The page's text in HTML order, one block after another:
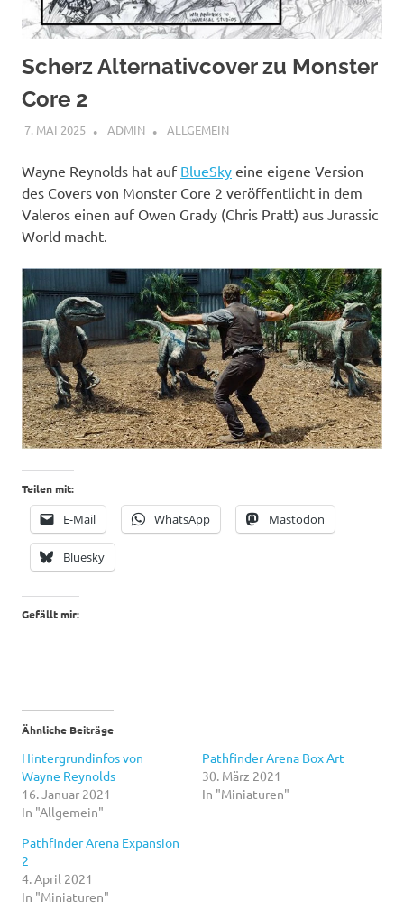
Scherz Alternativcover zu Monster
Core 2
7. MAI 2025 ADMIN ALLGEMEIN
Wayne Reynolds hat auf BlueSky eine eigene Version
des Covers von Monster Core 2 veröffentlicht in dem
Valeros einen auf Owen Grady (Chris Pratt) aus Jurassic
World macht.
Teilen mit:
E-Mail WhatsApp Mastodon
Bluesky
Gefällt mir:
Ähnliche Beiträge
Hintergrundinfos von
Wayne Reynolds
16. Januar 2021
In "Allgemein"
Pathfinder Arena Box Art
30. März 2021
In "Miniaturen"
Pathfinder Arena Expansion
2
4. April 2021
In "Miniaturen"